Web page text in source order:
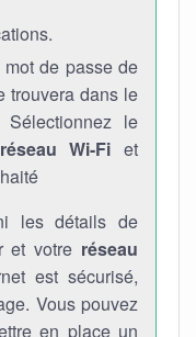
de passe de
trouvera dans le
le
réseau Wi-Fi et
les détails de
et votre réseau
est sécurisé,
Vous pouvez
en place un